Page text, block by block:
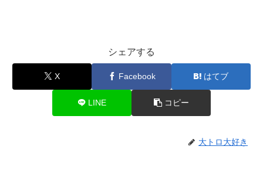
シェアする
X Facebook はてブ
LINE コピー
大トロ大好き